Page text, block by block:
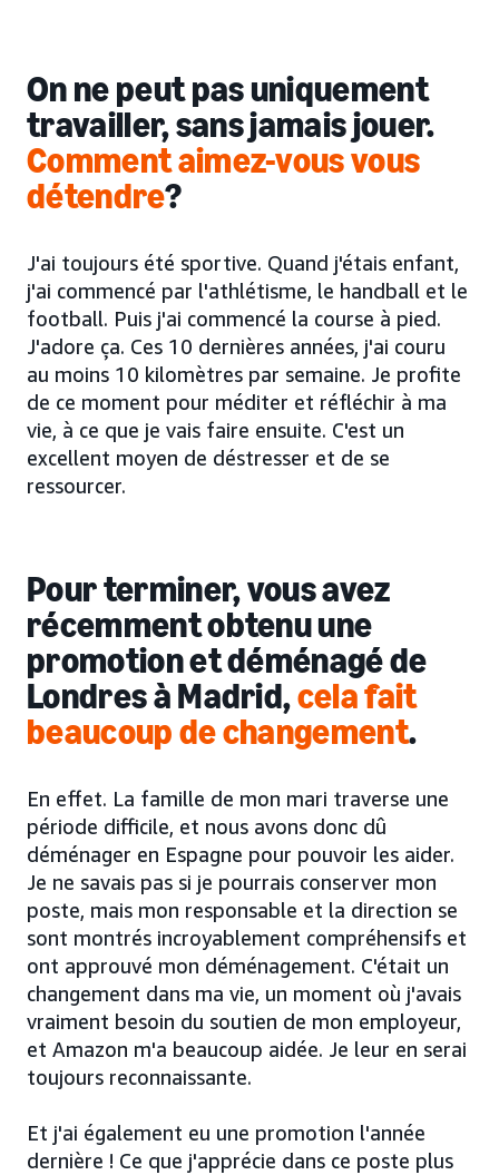
On ne peut pas uniquement
travailler, sans jamais jouer.
Comment aimez-vous vous
détendre?
J'ai toujours été sportive. Quand j'étais enfant,
j'ai commencé par l'athlétisme, le handball et le
football. Puis j'ai commencé la course à pied.
J'adore ça. Ces 10 dernières années, j'ai couru
au moins 10 kilomètres par semaine. Je profite
de ce moment pour méditer et réfléchir à ma
vie, à ce que je vais faire ensuite. C'est un
excellent moyen de déstresser et de se
ressourcer.
Pour terminer, vous avez
récemment obtenu une
promotion et déménagé de
Londres à Madrid,cela fait
beaucoup de changement.
En effet. La famille de mon mari traverse une
période difficile, et nous avons donc dû
déménager en Espagne pour pouvoir les aider.
Je ne savais pas si je pourrais conserver mon
poste, mais mon responsable et la direction se
sont montrés incroyablement compréhensifs et
ont approuvé mon déménagement. C'était un
changement dans ma vie, un moment où j'avais
vraiment besoin du soutien de mon employeur,
et Amazon m'a beaucoup aidée. Je leur en serai
toujours reconnaissante.
Et j'ai également eu une promotion l'année
dernière ! Ce que j'apprécie dans ce poste plus